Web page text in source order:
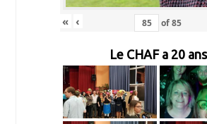
« ‹ of85
Le CHAF a 20 ans